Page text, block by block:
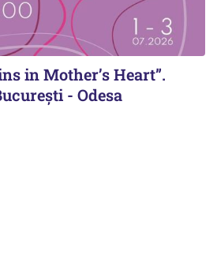
in Mother’s Heart”.
- Odesa